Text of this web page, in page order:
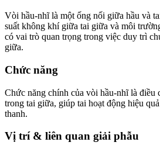
Vòi hầu-nhĩ là một ống nối giữa hầu và
suất không khí giữa tai giữa và môi
có vai trò quan trọng trong việc duy trì
giữa.
Chức năng
Chức năng chính của vòi hầu-nhĩ là điều
trong tai giữa, giúp tai hoạt động hiệu
thanh.
Vị trí & liên quan giải phẫu